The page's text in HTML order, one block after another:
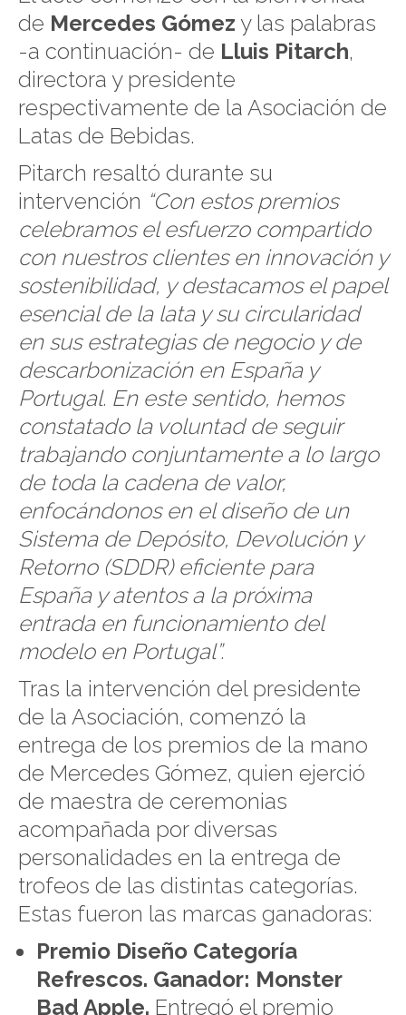
de Mercedes Gómez y las palabras
-a continuación- de Lluis Pitarch,
directora y presidente
respectivamente de la Asociación de
Latas de Bebidas.
Pitarch resaltó durante su
intervención “Con estos premios
celebramos el esfuerzo compartido
con nuestros clientes en innovación y
sostenibilidad, y destacamos el papel
esencial de la lata y su circularidad
en sus estrategias de negocio y de
descarbonización en España y
Portugal. En este sentido, hemos
constatado la voluntad de seguir
trabajando conjuntamente a lo largo
de toda la cadena de valor,
enfocándonos en el diseño de un
Sistema de Depósito, Devolución y
Retorno (SDDR) eficiente para
España y atentos a la próxima
entrada en funcionamiento del
modelo en Portugal”.
Tras la intervención del presidente
de la Asociación, comenzó la
entrega de los premios de la mano
de Mercedes Gómez, quien ejerció
de maestra de ceremonias
acompañada por diversas
personalidades en la entrega de
trofeos de las distintas categorías.
Estas fueron las marcas ganadoras:
Premio Diseño Categoría
Refrescos. Ganador: Monster
Bad Apple. Entregó el premio